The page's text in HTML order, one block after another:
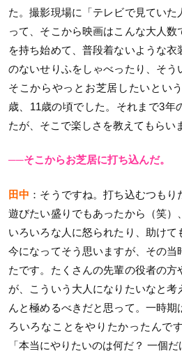
た。撮影現場に「テレビで見てい
って、そこから映画はこんな大人
を持ち始めて、普段着ないような衣
のないせりふをしゃべったり、そう
そこからやっとお芝居したいとい
歳、11歳の頃でした。それまで3年
たが、そこで楽しさを教えてもらい
──そこからお芝居に打ち込んだ。
田中 ：そうですね。打ち込むつも
遊びたい盛りでもあったから（笑）
いろいろな人に怒られたり、助けて
今になってそう思いますが、その当
たです。たくさんの先輩の役者の
が、こういう大人になりたいなと
んと極めるべきだと思って。一時
ろいろなことをやりたかったんで
「本当にやりたいのは何だ？ 一個